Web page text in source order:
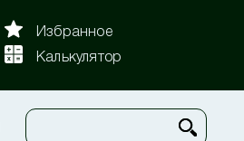
Избранное
Калькулятор